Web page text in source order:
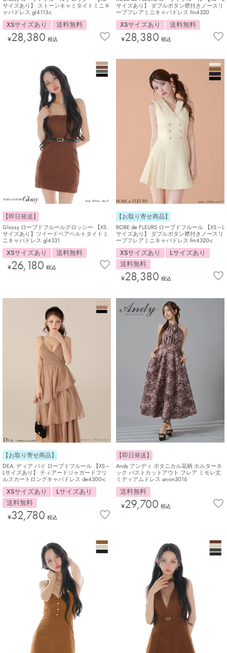
サイズあり】 ストーンキャミタイトミニキ
ャバドレス gl4113-c
XSサイズあり 送料無料
¥28,380 税込
サイズあり】 ダブルボタン襟付きノースリ
ーブフレアミニキャバドレス fm4320
XSサイズあり 送料無料
¥28,380 税込
【即日発送】
Glossy ローブドフルールグロッシー 【XS
サイズあり】ツイードベアベルトタイトミ
ニキャバドレス gl4331
XSサイズあり 送料無料
¥26,180 税込
【お取り寄せ商品】
ROBE de FLEURS ローブドフルール 【XS～L
サイズあり】 ダブルボタン襟付きノースリ
ーブフレアミニキャバドレス fm4320-c
XSサイズあり
Lサイズあり
送料無料
¥28,380 税込
【お取り寄せ商品】
DEA. ディア バイ ローブドフルール 【XS～
Lサイズあり】 ティアードジャガードフリ
ルスカートロングキャバドレス de4300-c
XSサイズあり
Lサイズあり
送料無料
¥32,780 税込
【即日発送】
Andy アンディ ボタニカル花柄 ホルターネ
ック バストカットアウト フレア ミモレ丈
ミディアムドレス an-on3016
送料無料
¥29,700 税込